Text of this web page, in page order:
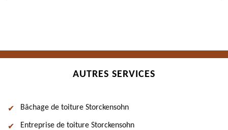
AUTRES SERVICES
Bâchage de toiture Storckensohn
Entreprise de toiture Storckensohn